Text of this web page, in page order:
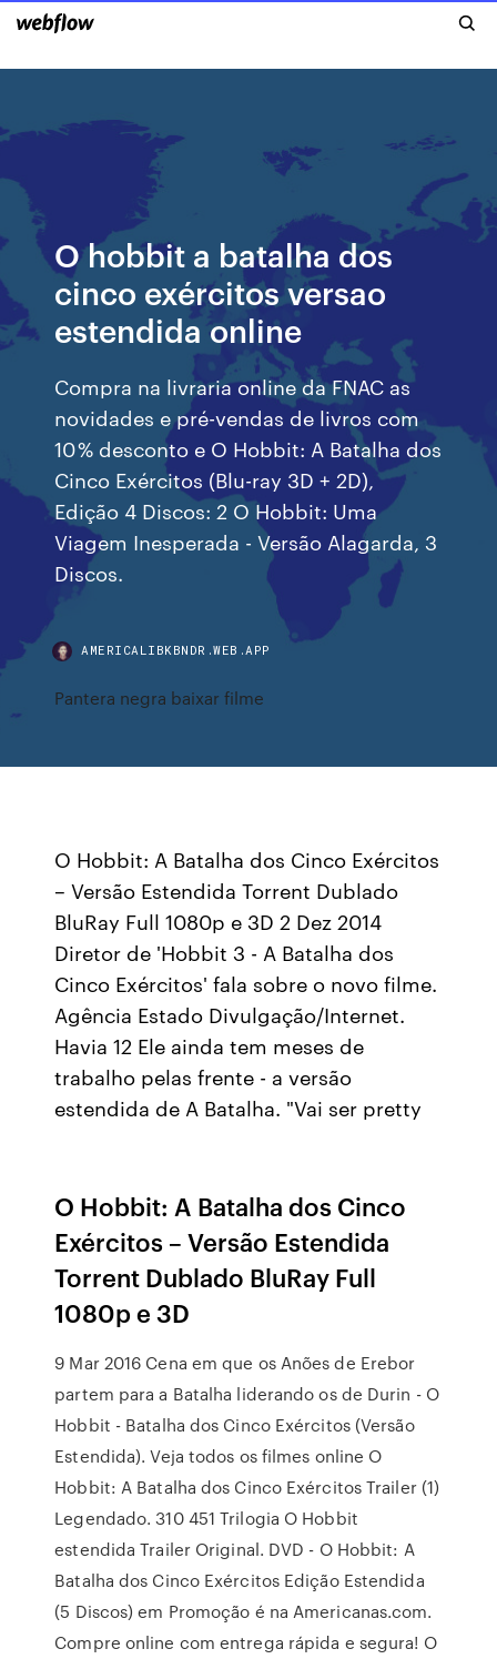
O hobbit a batalha dos
cinco exércitos versao
estendida online
Compra na livraria online da FNAC as
novidades e pré-vendas de livros com
10 % desconto e O Hobbit: A Batalha dos
Cinco Exércitos (Blu-ray 3D + 2D),
Edição 4 Discos: 2 O Hobbit: Uma
Viagem Inesperada - Versão Alagarda, 3
Discos.
AMERICALIBKBNDR.WEB.APP
Pantera negra baixar filme
O Hobbit: A Batalha dos Cinco Exércitos
– Versão Estendida Torrent Dublado
BluRay Full 1080p e 3D 2 Dez 2014
Diretor de 'Hobbit 3 - A Batalha dos
Cinco Exércitos' fala sobre o novo filme.
Agência Estado Divulgação/Internet.
Havia 12 Ele ainda tem meses de
trabalho pelas frente - a versão
estendida de A Batalha. "Vai ser pretty
O Hobbit: A Batalha dos Cinco
Exércitos – Versão Estendida
Torrent Dublado BluRay Full
1080p e 3D
9 Mar 2016 Cena em que os Anões de Erebor
partem para a Batalha liderando os de Durin - O
Hobbit - Batalha dos Cinco Exércitos (Versão
Estendida). Veja todos os filmes online O
Hobbit: A Batalha dos Cinco Exércitos Trailer (1)
Legendado. 310 451 Trilogia O Hobbit
estendida Trailer Original. DVD - O Hobbit: A
Batalha dos Cinco Exércitos Edição Estendida
(5 Discos) em Promoção é na Americanas.com.
Compre online com entrega rápida e segura! O